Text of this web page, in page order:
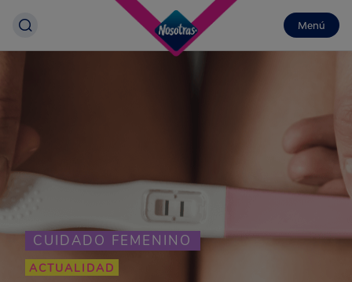
Menú
CUIDADO FEMENINO
ACTUALIDAD